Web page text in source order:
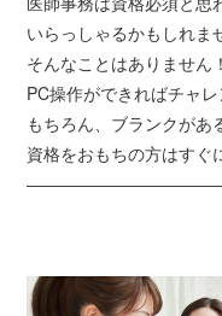
いらっしゃるかもしれま
そんなことはありません！
PC操作ができればチャレ
もちろん、ブランクがあ
資格をおもちの方はすぐ